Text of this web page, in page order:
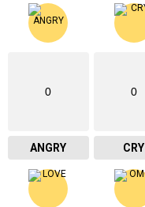
0
ANGRY
0
CRY